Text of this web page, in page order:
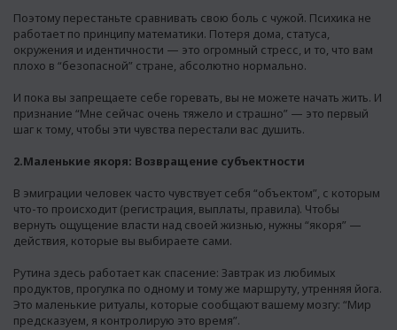
Поэтому перестаньте сравнивать свою боль с чужой. Психика не
работает по принципу математики. Потеря дома, статуса,
окружения и идентичности — это огромный стресс, и то, что вам
плохо в “безопасной” стране, абсолютно нормально.
И пока вы запрещаете себе горевать, вы не можете начать жить. И
признание “Мне сейчас очень тяжело и страшно” — это первый
шаг к тому, чтобы эти чувства перестали вас душить.
2.Маленькие якоря: Возвращение субъектности
В эмиграции человек часто чувствует себя “объектом”, с которым
что-то происходит (регистрация, выплаты, правила). Чтобы
вернуть ощущение власти над своей жизнью, нужны “якоря” —
действия, которые вы выбираете сами.
Рутина здесь работает как спасение: Завтрак из любимых
продуктов, прогулка по одному и тому же маршруту, утренняя йога.
Это маленькие ритуалы, которые сообщают вашему мозгу: “Мир
предсказуем, я контролирую это время”.